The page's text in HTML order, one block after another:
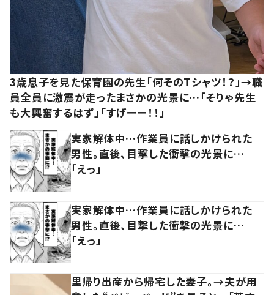
3歳息子を見た保育園の先生「何そのTシャツ！？」→職
員全員に激震が走ったまさかの光景に…「そりゃ先生
も大興奮するはず」「すげーー！！」
実家解体中…作業員に話しかけられた
男性。直後、目撃した衝撃の光景に…
「えっ」
実家解体中…作業員に話しかけられた
男性。直後、目撃した衝撃の光景に…
「えっ」
里帰り出産から帰宅した妻子。→夫が用